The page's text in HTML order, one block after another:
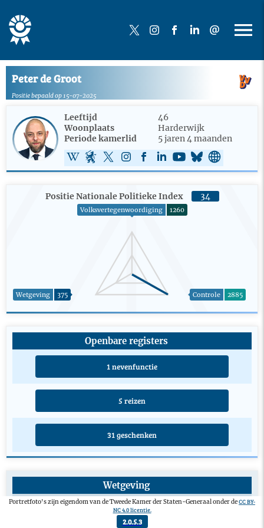
Peter de Groot
Positie bepaald op 15-07-2025
Leeftijd
46
Woonplaats
Harderwijk
Periode kamerlid
5 jaren 4 maanden
Positie Nationale Politieke Index 34
Wetgeving 375
Volksvertegenwoordiging 1260
Controle 2885
Openbare registers
1 nevenfunctie
5 reizen
31 geschenken
Wetgeving
Initiatiefwetsvoorstel
0
Aangenomen amendement
Portretfoto's zijn eigendom van de Tweede Kamer der Staten-Generaal onder deCC BY-
NC 4.0 licentie.
2.0.5.3